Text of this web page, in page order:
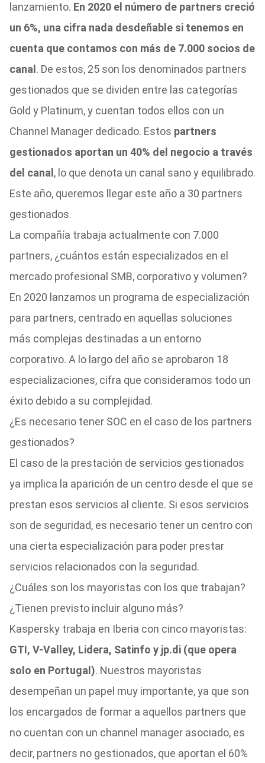
lanzamiento. En 2020 el número de partners creció
un 6%, una cifra nada desdeñable si tenemos en
cuenta que contamos con más de 7.000 socios de
canal . De estos, 25 son los denominados partners
gestionados que se dividen entre las categorías
Gold y Platinum, y cuentan todos ellos con un
Channel Manager dedicado. Estos partners
gestionados aportan un 40% del negocio a través
del canal , lo que denota un canal sano y equilibrado.
Este año, queremos llegar este año a 30 partners
gestionados.
La compañía trabaja actualmente con 7.000
partners, ¿cuántos están especializados en el
mercado profesional SMB, corporativo y volumen?
En 2020 lanzamos un programa de especialización
para partners, centrado en aquellas soluciones
más complejas destinadas a un entorno
corporativo. A lo largo del año se aprobaron 18
especializaciones, cifra que consideramos todo un
éxito debido a su complejidad.
¿Es necesario tener SOC en el caso de los partners
gestionados?
El caso de la prestación de servicios gestionados
ya implica la aparición de un centro desde el que se
prestan esos servicios al cliente. Si esos servicios
son de seguridad, es necesario tener un centro con
una cierta especialización para poder prestar
servicios relacionados con la seguridad.
¿Cuáles son los mayoristas con los que trabajan?
¿Tienen previsto incluir alguno más?
Kaspersky trabaja en Iberia con cinco mayoristas:
GTI, V-Valley, Lidera, Satinfo y jp.di (que opera
solo en Portugal). Nuestros mayoristas
desempeñan un papel muy importante, ya que son
los encargados de formar a aquellos partners que
no cuentan con un channel manager asociado, es
decir, partners no gestionados, que aportan el 60%